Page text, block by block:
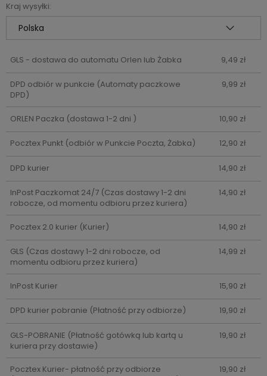
Kraj wysyłki:
GLS - dostawa do automatu Orlen lub Żabka 9,49 zł
DPD odbiór w punkcie (Automaty paczkowe
DPD)
9,99 zł
ORLEN Paczka (dostawa 1-2 dni ) 10,90 zł
Pocztex Punkt (odbiór w Punkcie Poczta, Żabka) 12,90 zł
DPD kurier 14,90 zł
InPost Paczkomat 24/7(Czas dostawy 1-2 dni
robocze, od momentu odbioru przez kuriera)
14,90 zł
Pocztex 2.0 kurier (Kurier) 14,90 zł
GLS (Czas dostawy 1-2 dni robocze, od
momentu odbioru przez kuriera)
14,99 zł
InPost Kurier 15,90 zł
DPD kurier pobranie (Płatność przy odbiorze) 19,90 zł
GLS-POBRANIE (Płatność gotówką lub kartą u
kuriera przy dostawie)
19,90 zł
Pocztex Kurier- płatność przy odbiorze
19,90 zł